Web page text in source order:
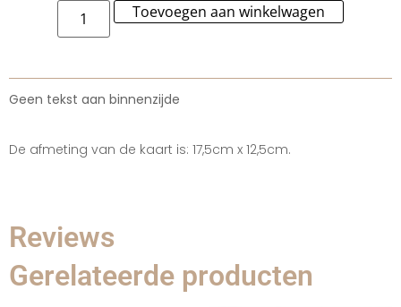
Toevoegen aan winkelwagen
Geen tekst aan binnenzijde
De afmeting van de kaart is: 17,5cm x 12,5cm.
Reviews
Gerelateerde producten